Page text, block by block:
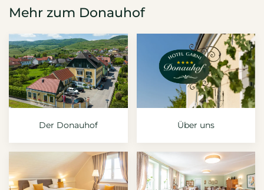
Mehr zum Donauhof
Der Donauhof Über uns